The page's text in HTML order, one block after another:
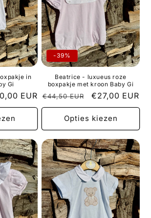
in
Gi
EUR
-39%
Beatrice - luxueus roze
boxpakje met kroon Baby Gi
Normale
prijs
€44,50 EUR €27,00 EUR
Opties kiezen